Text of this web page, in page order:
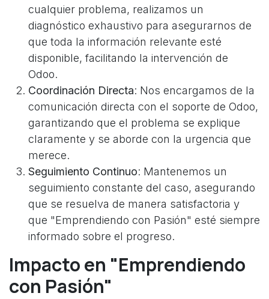
cualquier problema, realizamos un
diagnóstico exhaustivo para asegurarnos de
que toda la información relevante esté
disponible, facilitando la intervención de
Odoo.
Coordinación Directa: Nos encargamos de la
comunicación directa con el soporte de Odoo,
garantizando que el problema se explique
claramente y se aborde con la urgencia que
merece.
Seguimiento Continuo: Mantenemos un
seguimiento constante del caso, asegurando
que se resuelva de manera satisfactoria y
que "Emprendiendo con Pasión" esté siempre
informado sobre el progreso.
Impacto en "Emprendiendo
con Pasión"